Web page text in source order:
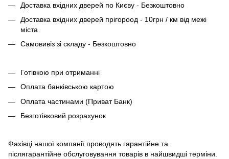
Доставка вхідних дверей по Києву - Безкоштовно
Доставка вхідних дверей прігороод - 10грн / км від межі
міста
Самовивіз зі складу - Безкоштовно
Готівкою при отриманні
Оплата банківською картою
Оплата частинами (Приват Банк)
Безготівковий розрахунок
Фахівці нашої компанії проводять гарантійне та
післягарантійне обслуговування товарів в найшвидші терміни.